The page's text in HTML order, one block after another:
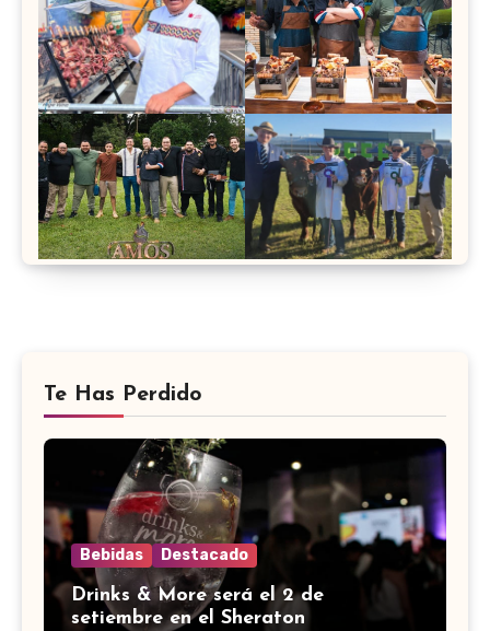
Te Has Perdido
Bebidas Destacado
Drinks & More será el 2 de
setiembre en el Sheraton